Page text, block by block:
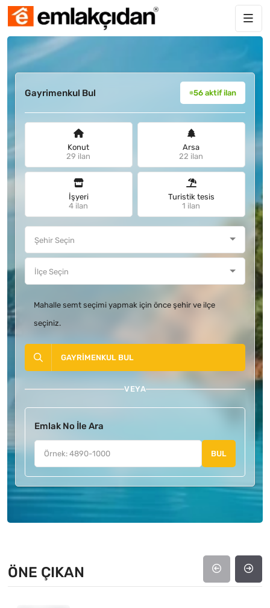
Gayrimenkul Bul 56 aktif ilan
Konut
29 ilan
Arsa
22 ilan
İşyeri
4 ilan
Turistik tesis
1 ilan
Mahalle semt seçimi yapmak için önce şehir ve ilçe
seçiniz.
GAYRIMENKUL BUL
VEYA
Emlak No İle Ara
BUL
ÖNE ÇIKAN